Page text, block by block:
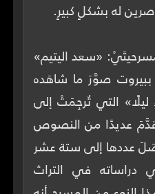
«سعد اليتيم»
ببيروت صوَّرَ ما شاهَده
ليلًا» التي تُرجِمَتْ إلى
قدَّمَ عديدًا من النصوص
عددها إلى ستة عشر
في التراث